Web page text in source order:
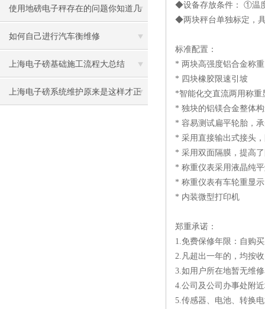
使用地磅电子秤存在的问题你知道几
个
如何自己进行汽车衡维修
上海电子磅基础施工流程大总结
上海电子磅系统维护原来是这样才正
◆设备存放条件： ①温
◆两块秤台单独标定，
标准配置：
* 两块高强度铝合金称
* 四块橡胶限速引坡
*智能化交直流两用称
* 独块的铝镁合金整体
* 容易测试扁平轮胎，
* 采用直接输出式接头
* 采用双面隔膜，提高
* 称重仪表采用液晶纯
* 称重仪表有车轮重显
* 内装微型打印机
郑重承诺：
1.免费保修年限：自购
2.凡超出一年的，均按
3.如用户所在地暂无维
4.公司及公司办事处附
5.传感器、电池、转换